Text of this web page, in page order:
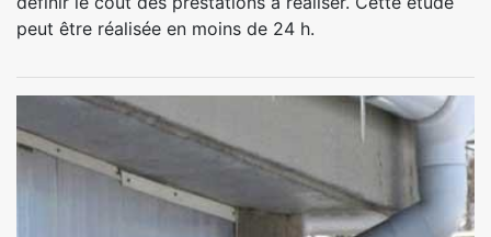
peut être réalisée en moins de 24 h.